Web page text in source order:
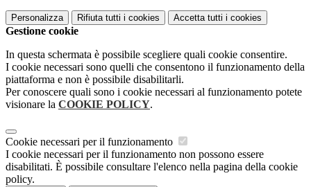
Personalizza Rifiuta tutti i cookies Accetta tutti i cookies
Gestione cookie
In questa schermata è possibile scegliere quali cookie consentire.
I cookie necessari sono quelli che consentono il funzionamento della
piattaforma e non è possibile disabilitarli.
Per conoscere quali sono i cookie necessari al funzionamento potete
visionare la COOKIE POLICY.
Cookie necessari per il funzionamento
I cookie necessari per il funzionamento non possono essere
disabilitati. È possibile consultare l'elenco nella pagina della cookie
policy.